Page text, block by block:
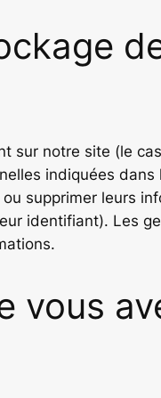
sur notre site (le
indiquées dans
supprimer leurs
identifiant). Les
vous